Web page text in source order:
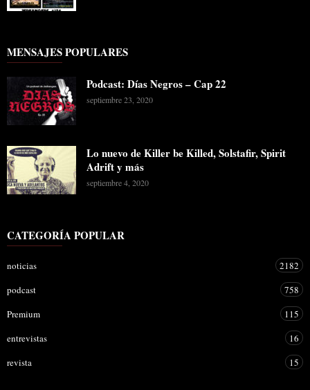
MENSAJES POPULARES
Podcast: Días Negros – Cap 22
septiembre 23, 2020
Lo nuevo de Killer be Killed, Solstafir, Spirit
Adrift y más
septiembre 4, 2020
CATEGORÍA POPULAR
noticias
2182
podcast
758
Premium
115
entrevistas
16
revista
15